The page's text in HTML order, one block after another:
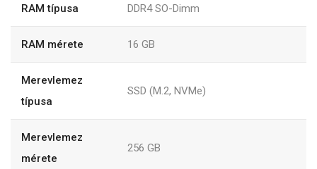
RAM típusa DDR4 SO-Dimm
RAM mérete 16 GB
Merevlemez
típusa
SSD (M.2, NVMe)
Merevlemez
mérete
256 GB